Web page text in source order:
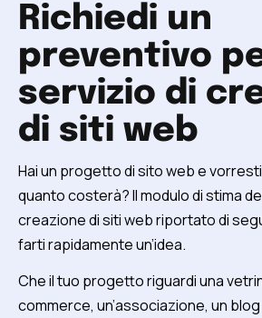
Richiedi un
preventivo
servizio di
di siti web
Hai un progetto di sito web e vorresti
quanto costerà? Il modulo di stima
creazione di siti web riportato di
farti rapidamente un’idea.
Che il tuo progetto riguardi una
commerce, un’associazione, un